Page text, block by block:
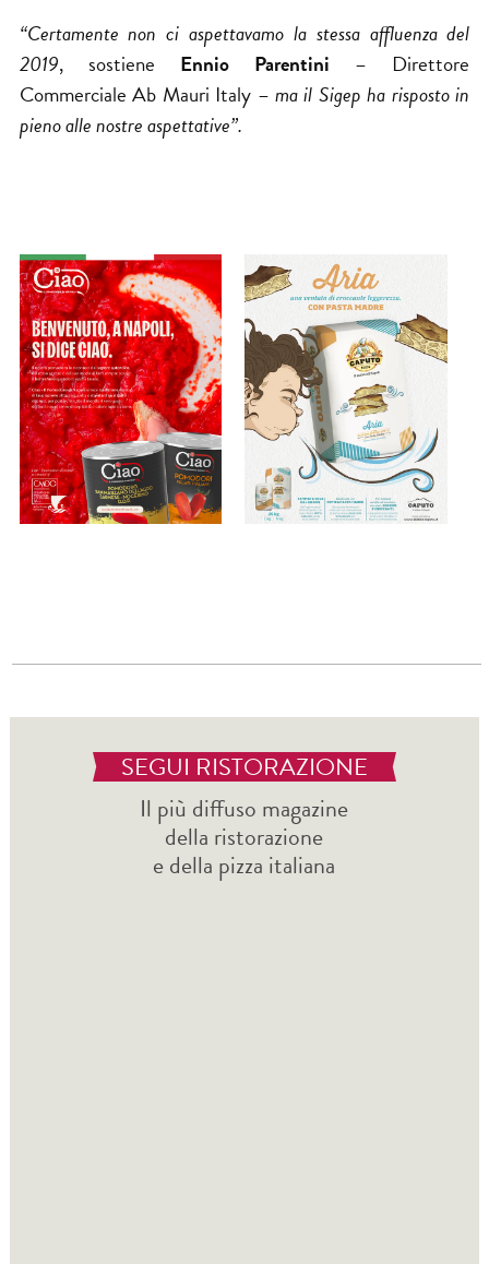
“Certamente non ci aspettavamo la stessa affluenza del
2019, sostiene Ennio Parentini – Direttore
Commerciale Ab Mauri Italy – ma il Sigep ha risposto in
pieno alle nostre aspettative”.
SEGUI RISTORAZIONE
Il più diffuso magazine
della ristorazione
e della pizza italiana